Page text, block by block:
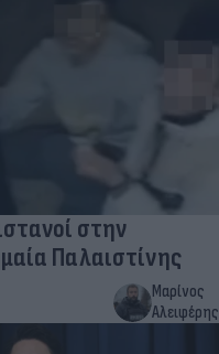
στην
Παλαιστίνης
Μαρίνος
Αλειφέρης